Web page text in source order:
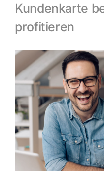
News und
Kundenkarte
profitieren